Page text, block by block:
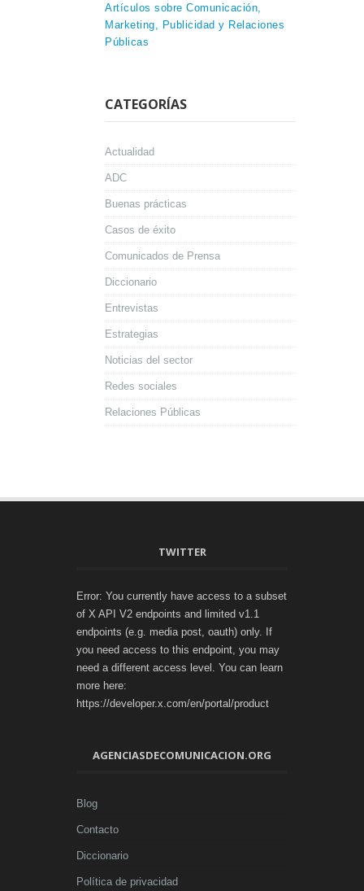
Artículos sobre Comunicación,
Marketing, Publicidad y Relaciones
Públicas
CATEGORÍAS
Actualidad
ADC
Buenas prácticas
Casos de éxito
Comunicados de Prensa
Diccionario
Entrevistas
Estrategias
Noticias del sector
Redes sociales
Relaciones Públicas
TWITTER
Error: You currently have access to a subset
of X API V2 endpoints and limited v1.1
endpoints (e.g. media post, oauth) only. If
you need access to this endpoint, you may
need a different access level. You can learn
more here:
https://developer.x.com/en/portal/product
AGENCIASDECOMUNICACION.ORG
Blog
Contacto
Diccionario
Política de privacidad